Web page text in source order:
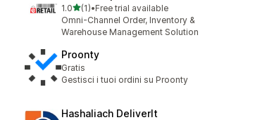
1.0เต็ม 5 ดาว
(1)
ทั้งหมด 1 รีวิว
•Free trial available
Omni-Channel Order, Inventory &
Warehouse Management Solution
Proonty
Gratis
Gestisci i tuoi ordini su Proonty
Hashaliach DeliverIt